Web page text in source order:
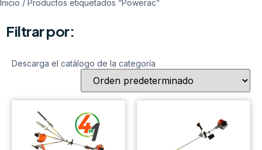
Inicio / Productos etiquetados “Powerac”
Filtrar por:
Descarga el catálogo de la categoría